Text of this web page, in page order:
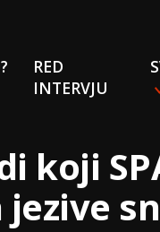
RED
INTERVJU
koji
jezive